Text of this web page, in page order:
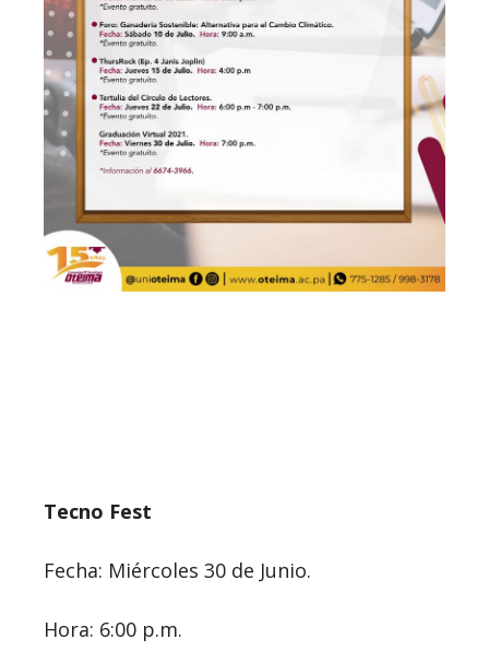
Tecno Fest
Fecha: Miércoles 30 de Junio.
Hora: 6:00 p.m.